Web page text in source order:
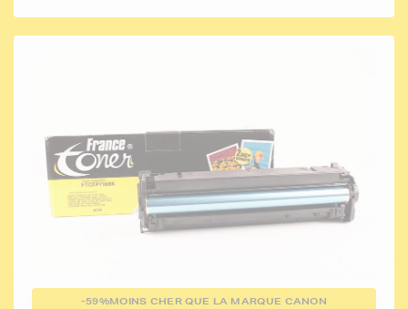
-59%MOINS CHER QUE LA MARQUE CANON